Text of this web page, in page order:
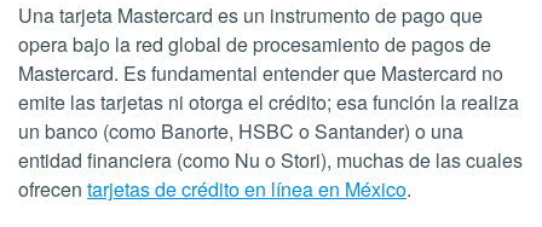
Una tarjeta Mastercard es un instrumento de pago que
opera bajo la red global de procesamiento de pagos de
Mastercard. Es fundamental entender que Mastercard no
emite las tarjetas ni otorga el crédito; esa función la realiza
un banco (como Banorte, HSBC o Santander) o una
entidad financiera (como Nu o Stori), muchas de las cuales
ofrecen tarjetas de crédito en línea en México.